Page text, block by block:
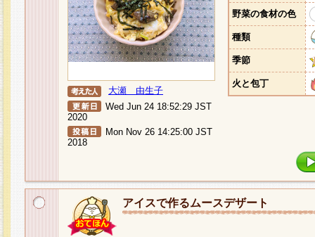
大瀬 由生子
Wed Jun 24 18:52:29 JST
2020
Mon Nov 26 14:25:00 JST
2018
野菜の食材の色
種類
季節
火と包丁
アイスで作るムースデザート